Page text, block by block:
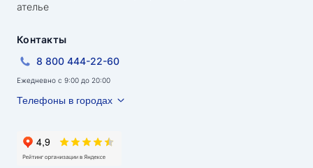
ателье
Контакты
8 800 444-22-60
Ежедневно с 9:00 до 20:00
Телефоны в городах